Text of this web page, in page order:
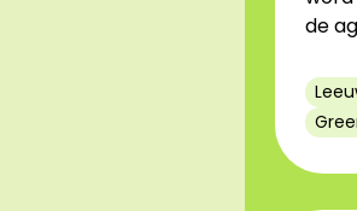
de